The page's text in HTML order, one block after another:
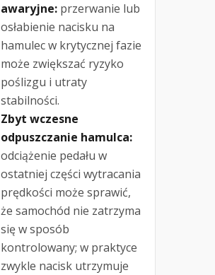
awaryjne: przerwanie lub
osłabienie nacisku na
hamulec w krytycznej fazie
może zwiększać ryzyko
poślizgu i utraty
stabilności.
Zbyt wczesne
odpuszczanie hamulca:
odciążenie pedału w
ostatniej części wytracania
prędkości może sprawić,
że samochód nie zatrzyma
się w sposób
kontrolowany; w praktyce
zwykle nacisk utrzymuje